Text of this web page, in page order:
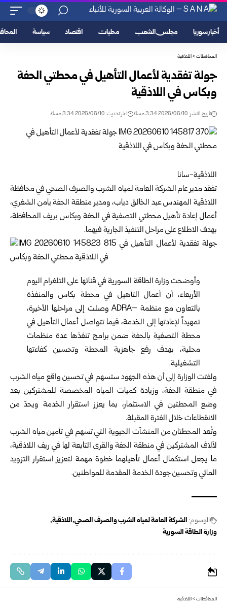
أخبار سوريا مجلس الشعب محليات اقتصاد سياسة
المحافظات>اللاذقية
جولة تفقدية لأعمال التأهيل في محطتي الحفة
وبكاس‎ ‎في ‏اللاذقية
تاريخ النشر: 2026/06/10 3:34 مساءً اخر تحديث: 2026/06/10 3:34 مساءً
اللاذقية-سانا
تفقد مدير عام الشركة العامة لمياه الشرب والصرف ‏الصحي في محافظة
اللاذقية المهندس عبد الخالق دياب، ‏ومدير منطقة الحفة يامن الشغري،
أعمال إعادة تأهيل ‏محطتي التصفية في الحفة وبكاس بريف المحافظة،
بهدف الاطلاع على ‏مراحل التنفيذ الجارية فيهما‎.‎
وأوضحتوزارة الطاقة السوريةفي قناتها على ‏التلغرام اليوم
الأربعاء، أن أعمال التأهيل في محطة ‏بكاس والمنفذة
بالتعاون مع منظمة‎ ADRA– ‎وصلت إلى ‏مراحلها الأخيرة،
تمهيداً لإعادتها إلى الخدمة، فيما ‏تتواصل أعمال التأهيل في
محطة التصفية بالحفة ضمن ‏برامج تنفذها عدة منظمات
محلية، بهدف رفع جاهزية ‏المحطة وتحسين كفاءتها
التشغيلية‎.‎
ولفتت الوزارة إلى أن هذه الجهود ستسهم في تحسين ‏واقع مياه الشرب
في منطقة الحفة، وزيادة كميات المياه ‏المخصصة للمشتركين بعد
وضع المحطتين في ‏الاستثمار، بما يعزز استقرار الخدمة ويحدّ من
‏الانقطاعات خلال الفترة المقبلة‎.‎
وتُعد المحطتان من المنشآت الحيوية التي تسهم في تأمين ‏مياه الشرب
لآلاف المشتركين في منطقة الحفة والقرى ‏التابعة لها في ريف اللاذقية،
ما يجعل استكمال أعمال ‏تأهيلهما خطوة مهمة لتعزيز استقرار التزويد
المائي ‏وتحسين جودة الخدمة المقدمة للمواطنين‎.‎
الوسوم: الشركة العامة لمياه الشرب والصرف ‏الصحي اللاذقية
وزارة الطاقة السورية
المحافظات>اللاذقية